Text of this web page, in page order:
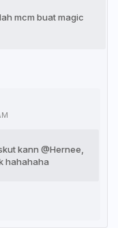
mcm buat magic
kann @Hernee,
hahahaha